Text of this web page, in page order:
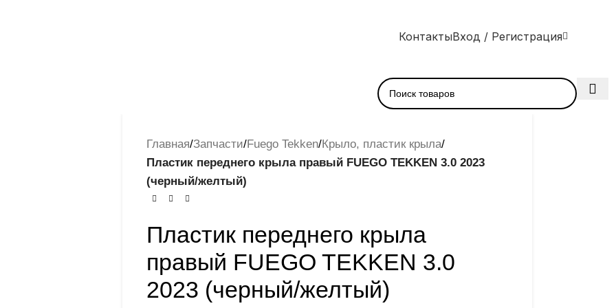
КонтактыВход / Регистрация
Главная/Запчасти/Fuego Tekken/Крыло, пластик крыла/
Пластик переднего крыла правый FUEGO TEKKEN 3.0 2023
(черный/желтый)
Пластик переднего крыла
правый FUEGO TEKKEN 3.0
2023 (черный/желтый)